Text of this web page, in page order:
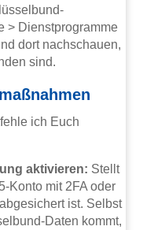
> Dienstprogramme
dort nachschauen,
sind.
ich Euch
aktivieren: Stellt
Konto mit 2FA oder
ist. Selbst
Daten kommt,